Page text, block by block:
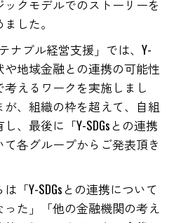
クモデルでのストーリーを
した。
ナブル経営支援」では、Y-
や地域金融との連携の可能性
えるワークを実施しまし
、組織の枠を超えて、自組
、最後に「Y-SDGsとの連携
各グループからご発表頂き
「Y-SDGsとの連携について
た」「他の金融機関の考え